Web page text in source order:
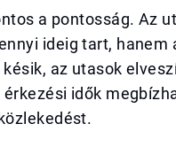
a pontosság. Az
ideig tart, hanem
az utasok
idők